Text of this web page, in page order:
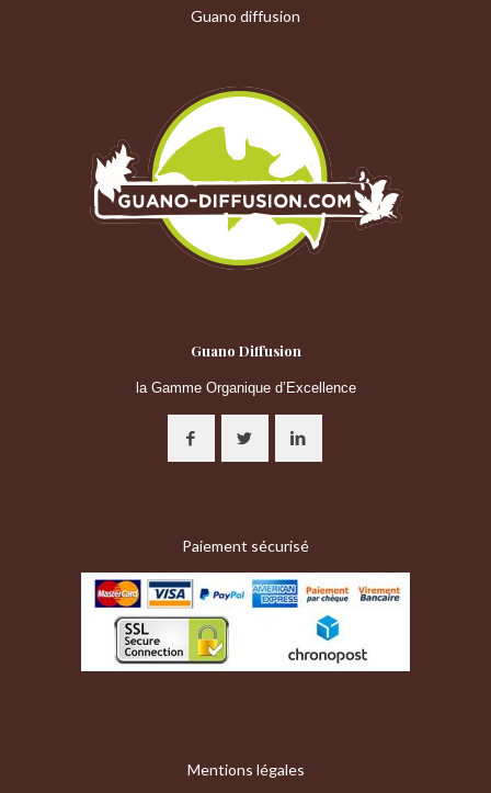
Guano diffusion
Guano Diffusion
la Gamme Organique d’Excellence
Paiement sécurisé
Mentions légales